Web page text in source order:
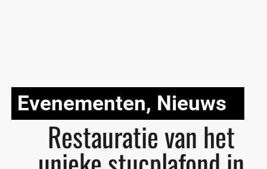
Evenementen, Nieuws
Restauratie van het